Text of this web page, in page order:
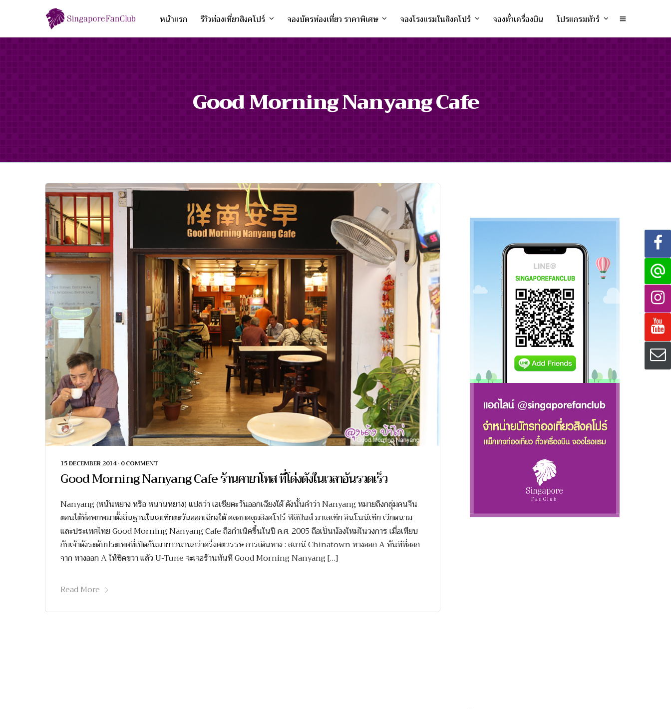
หน้าแรก รีวิวท่องเที่ยวสิงคโปร์ จองบัตรท่องเที่ยว ราคาพิเศษ จองโรงแรมในสิงคโปร์ จองตั๋วเครื่องบิน โปรแกรมทัวร์
Good Morning Nanyang Cafe
15 DECEMBER 2014 • 0 COMMENT
Good Morning Nanyang Cafe ร้านคายาโทส ที่โด่งดังในเวลาอันรวดเร็ว
Nanyang (หนันหยาง หรือ หนานหยาง) แปลว่า เอเชียตะวันออกเฉียงใต้ ดังนั้นคำว่า Nanyang หมายถึงกลุ่มคนจีน
ตอนไต้ที่อพยพมาตั้งถิ่นฐานในเอเชียตะวันออกเฉียงใต้ คลอบคลุมสิงคโปร์ ฟิลิปินส์ มาเลเซีย อินโนนีเซีย เวียดนาม
และประเทศไทย Good Morning Nanyang Cafe ถึอกำเนิดขึ้นในปี ค.ศ. 2005 ถือเป็นน้องใหม่ในวงการ เมื่อเทียบ
กับเจ้าดังระดับประเทศที่เปิดกันมายาวนานกว่าครึ่งศตวรรษ การเดินทาง : สถานี Chinatown ทางออก A ทันทีที่ออก
จาก ทางออก A ให้ชิดขวา แล้ว U-Tune จะเจอร้านทันที Good Morning Nanyang […]
Read More